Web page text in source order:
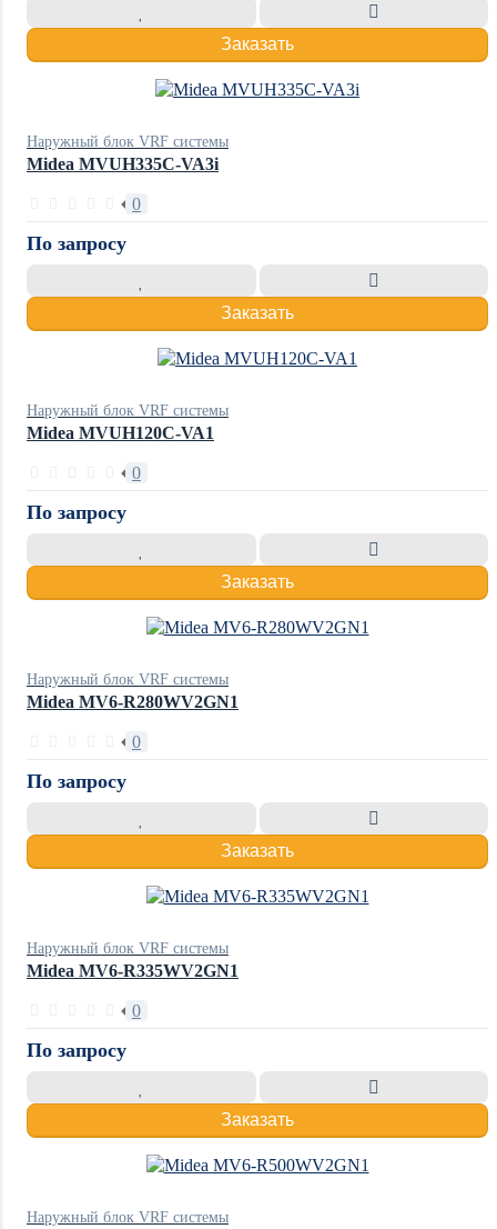
Заказать
Наружный блок VRF системы
Midea MVUH335C-VA3i
0
По запросу
Заказать
Наружный блок VRF системы
Midea MVUH120C-VA1
0
По запросу
Заказать
Наружный блок VRF системы
Midea MV6-R280WV2GN1
0
По запросу
Заказать
Наружный блок VRF системы
Midea MV6-R335WV2GN1
0
По запросу
Заказать
Наружный блок VRF системы